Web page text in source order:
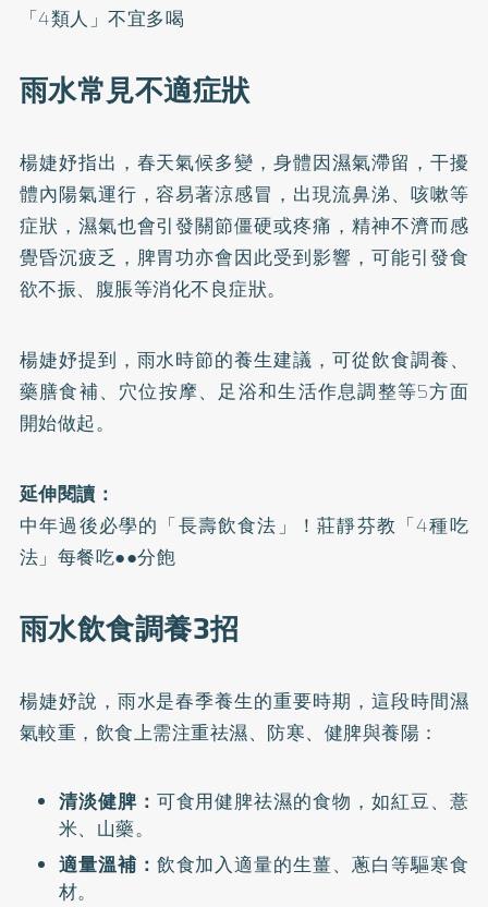
「4類人」不宜多喝
雨水常見不適症狀
楊婕妤指出，春天氣候多變，身體因濕氣滯留，干擾
體內陽氣運行，容易著涼感冒，出現流鼻涕、咳嗽等
症狀，濕氣也會引發關節僵硬或疼痛，精神不濟而感
覺昏沉疲乏，脾胃功亦會因此受到影響，可能引發食
欲不振、腹脹等消化不良症狀。
楊婕妤提到，雨水時節的養生建議，可從飲食調養、
藥膳食補、穴位按摩、足浴和生活作息調整等5方面
開始做起。
延伸閱讀：
中年過後必學的「長壽飲食法」！莊靜芬教「4種吃
法」每餐吃●●分飽
雨水飲食調養3招
楊婕妤說，雨水是春季養生的重要時期，這段時間濕
氣較重，飲食上需注重祛濕、防寒、健脾與養陽：
清淡健脾： 可食用健脾祛濕的食物，如紅豆、薏
米、山藥。
適量溫補： 飲食加入適量的生薑、蔥白等驅寒食
材。